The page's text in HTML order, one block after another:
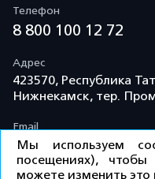
Телефон
8 800 100 12 72
Адрес
423570, Республика
Нижнекамск, тер.
Email
info@td-kama.com
Мы используем
посещениях),
можете изменить это